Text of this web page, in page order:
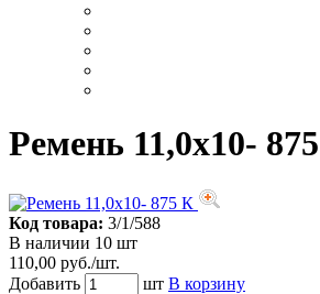
Ремень 11,0х10-
Код товара: 3/1/588
В наличии 10 шт
110,00 руб./шт.
Добавить
шт В корзину